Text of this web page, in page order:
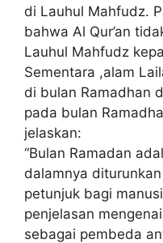
di Lauhul Mahfudz.
bahwa Al Qur’an
Lauhul Mahfudz
Sementara ,alam
di bulan Ramadhan
pada bulan
jelaskan:
“Bulan Ramadan
dalamnya
petunjuk bagi
penjelasan
sebagai pembeda